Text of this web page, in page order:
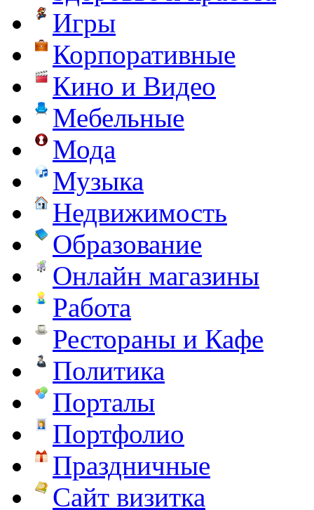
Игры
Корпоративные
Кино и Видео
Мебельные
Мода
Музыка
Недвижимость
Образование
Онлайн магазины
Работа
Рестораны и Кафе
Политика
Порталы
Портфолио
Праздничные
Сайт визитка